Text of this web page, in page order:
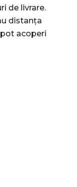
de livrare.
distanța
acoperi